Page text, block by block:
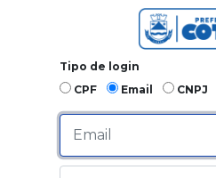
Tipo de login
CPF
Email CNPJ
Email